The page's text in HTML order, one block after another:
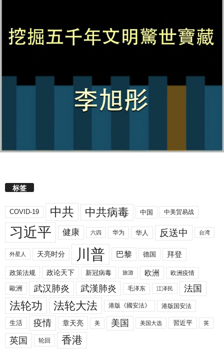
标签
COVID-19 中共 中共病毒 中国 中美贸易战
习近平 健康 六四 华为 华人 反送中 台湾
外星人 天亮时分 川普 巴黎 德国 拜登
政策法规 政论天下 新冠病毒 旅游 欧洲 欧洲疫情
歐洲 武汉肺炎 武漢肺炎 毛泽东 江泽民 法国
法轮功 法轮大法 港版《國安法》 港版国安法
生活 疫情 章天亮 美 美国 美国大选 習近平 英
英国 轮回 香港